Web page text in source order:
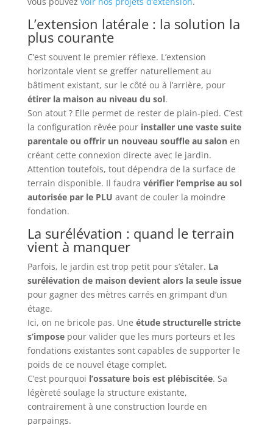
L’extension latérale : la solution la
plus courante
C’est souvent le premier réflexe. L’extension
horizontale vient se greffer naturellement au
bâtiment existant, sur le côté ou à l’arrière, pour
étirer la maison au niveau du sol.
Son atout ? Elle permet de rester de plain-pied. C’est
la configuration rêvée pour installer une vaste suite
parentale ou offrir un nouveau souffle au salonen
créant cette connexion directe avec le jardin.
Attention toutefois, tout dépendra de la surface de
terrain disponible. Il faudra vérifier l’emprise au sol
autorisée par le PLU avant de couler la moindre
fondation.
La surélévation : quand le terrain
vient à manquer
Parfois, le jardin est trop petit pour s’étaler. La
surélévation de maison devient alors la seule issue
pour gagner des mètres carrés en grimpant d’un
étage.
Ici, on ne bricole pas. Une étude structurelle stricte
s’imposepour valider que les murs porteurs et les
fondations existantes sont capables de supporter le
poids de ce nouvel étage complet.
C’est pourquoi l’ossature bois est plébiscitée. Sa
légèreté soulage la structure existante,
contrairement à une construction lourde en
parpaings.